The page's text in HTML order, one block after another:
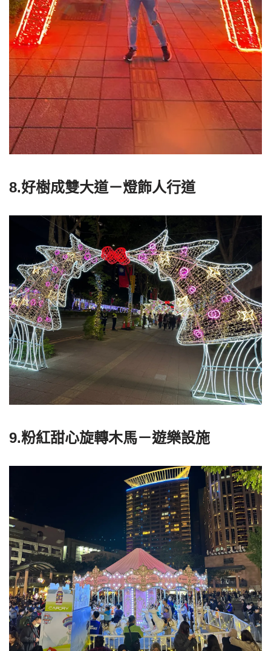
8.好樹成雙大道－燈飾人行道
9.粉紅甜心旋轉木馬－遊樂設施